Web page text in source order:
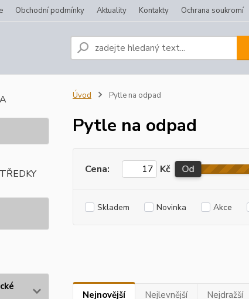
Obchodní podmínky Aktuality Kontakty Ochrana soukromí
Úvod Pytle na odpad
Pytle na odpad
Cena: Kč Od
Skladem Novinka Akce
Nejnovější Nejlevnější Nejdražší